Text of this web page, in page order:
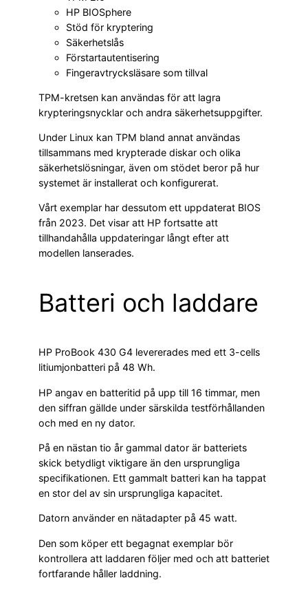
HP BIOSphere
Stöd för kryptering
Säkerhetslås
Förstartautentisering
Fingeravtrycksläsare som tillval
TPM-kretsen kan användas för att lagra
krypteringsnycklar och andra säkerhetsuppgifter.
Under Linux kan TPM bland annat användas
tillsammans med krypterade diskar och olika
säkerhetslösningar, även om stödet beror på hur
systemet är installerat och konfigurerat.
Vårt exemplar har dessutom ett uppdaterat BIOS
från 2023. Det visar att HP fortsatte att
tillhandahålla uppdateringar långt efter att
modellen lanserades.
Batteri och laddare
HP ProBook 430 G4 levererades med ett 3-cells
litiumjonbatteri på 48 Wh.
HP angav en batteritid på upp till 16 timmar, men
den siffran gällde under särskilda testförhållanden
och med en ny dator.
På en nästan tio år gammal dator är batteriets
skick betydligt viktigare än den ursprungliga
specifikationen. Ett gammalt batteri kan ha tappat
en stor del av sin ursprungliga kapacitet.
Datorn använder en nätadapter på 45 watt.
Den som köper ett begagnat exemplar bör
kontrollera att laddaren följer med och att batteriet
fortfarande håller laddning.